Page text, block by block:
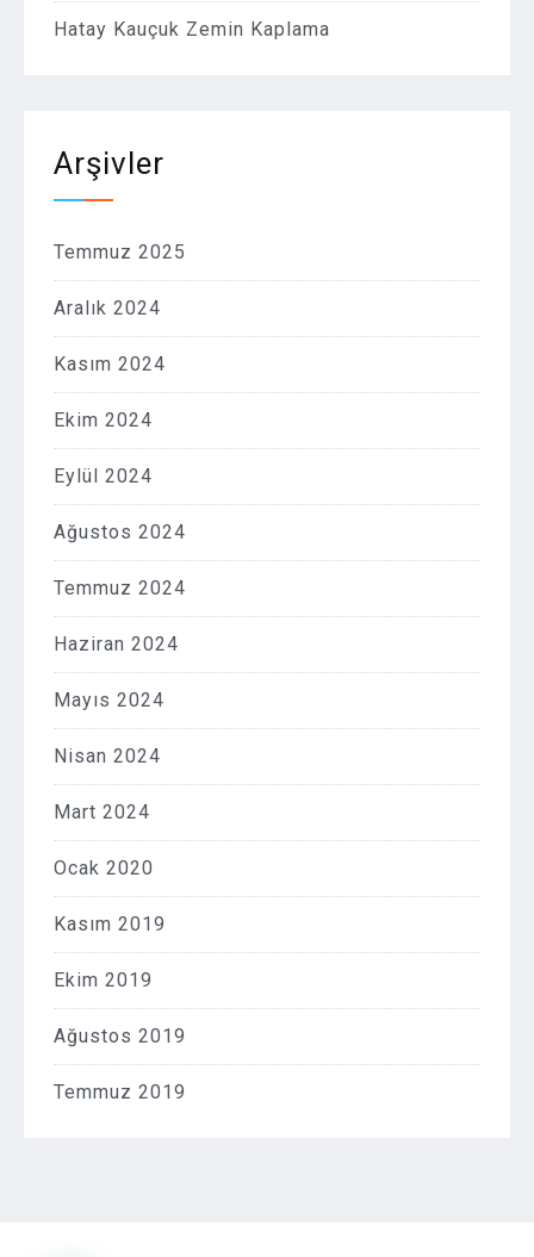
Hatay Kauçuk Zemin Kaplama
Arşivler
Temmuz 2025
Aralık 2024
Kasım 2024
Ekim 2024
Eylül 2024
Ağustos 2024
Temmuz 2024
Haziran 2024
Mayıs 2024
Nisan 2024
Mart 2024
Ocak 2020
Kasım 2019
Ekim 2019
Ağustos 2019
Temmuz 2019